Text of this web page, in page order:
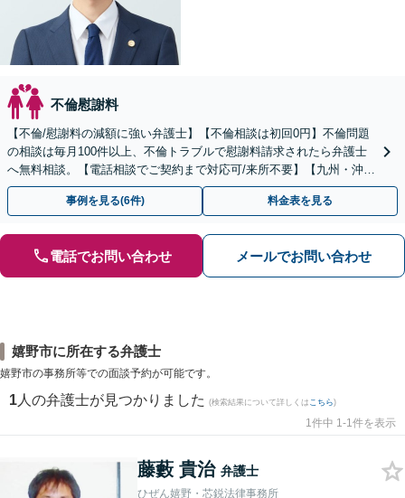
不倫慰謝料
【不倫/慰謝料の減額に強い弁護士】【不倫相談は初回0円】不倫問題
の相談は毎月100件以上、不倫トラブルで慰謝料請求されたら弁護士
へ無料相談。【電話相談でご契約まで対応可/来所不要】【九州・沖縄
エリア全域対応】
事例を見る(6件) 料金表を見る
電話でお問い合わせ メールでお問い合わせ
嬉野市に所在する弁護士
嬉野市の事務所等での面談予約が可能です。
1 人の弁護士が見つかりました (検索結果について詳しくは こちら)
1件中 1-1件を表示
藤藪 貴治 弁護士
ひぜん嬉野・芯鋭法律事務所